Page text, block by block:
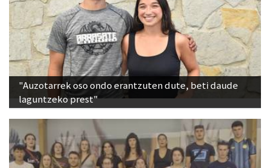
"Auzotarrek oso ondo erantzuten dute, beti daude
laguntzeko prest"